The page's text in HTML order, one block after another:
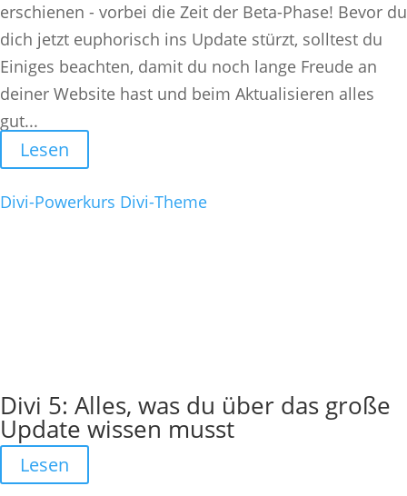
erschienen - vorbei die Zeit der Beta-Phase! Bevor du
dich jetzt euphorisch ins Update stürzt, solltest du
Einiges beachten, damit du noch lange Freude an
deiner Website hast und beim Aktualisieren alles
gut...
Lesen
Divi-Powerkurs Divi-Theme
Divi 5: Alles, was du über das große
Update wissen musst
Lesen